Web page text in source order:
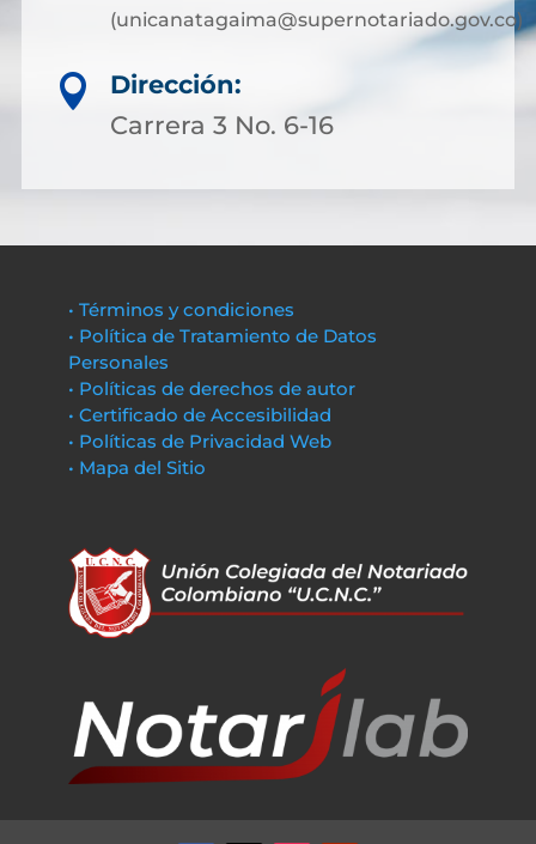
(unicanatagaima@supernotariado.gov.co)

Dirección:
Carrera 3 No. 6-16
• Términos y condiciones
• Política de Tratamiento de Datos
Personales
• Políticas de derechos de autor
• Certificado de Accesibilidad
• Políticas de Privacidad Web
• Mapa del Sitio